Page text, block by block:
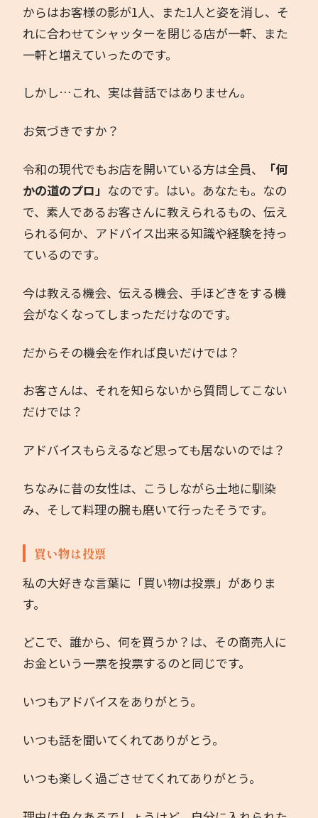
からはお客様の影が1人、また1人と姿を消し、そ
れに合わせてシャッターを閉じる店が一軒、また
一軒と増えていったのです。
しかし…これ、実は昔話ではありません。
お気づきですか？
令和の現代でもお店を開いている方は全員、
「何
かの道のプロ」 なのです。はい。あなたも。なの
で、素人であるお客さんに教えられるもの、伝え
られる何か、アドバイス出来る知識や経験を持っ
ているのです。
今は教える機会、伝える機会、手ほどきをする機
会がなくなってしまっただけなのです。
だからその機会を作れば良いだけでは？
お客さんは、それを知らないから質問してこない
だけでは？
アドバイスもらえるなど思っても居ないのでは？
ちなみに昔の女性は、こうしながら土地に馴染
み、そして料理の腕も磨いて行ったそうです。
買い物は投票
私の大好きな言葉に「買い物は投票」がありま
す。
どこで、誰から、何を買うか？は、その商売人に
お金という一票を投票するのと同じです。
いつもアドバイスをありがとう。
いつも話を聞いてくれてありがとう。
いつも楽しく過ごさせてくれてありがとう。